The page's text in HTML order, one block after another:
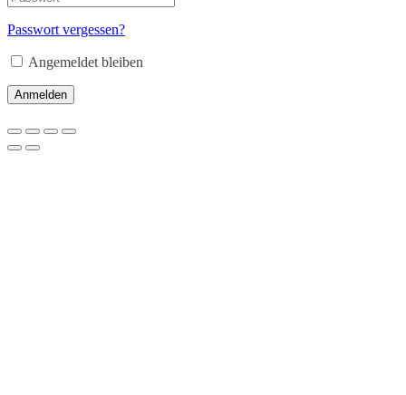
Passwort vergessen?
Angemeldet bleiben
Anmelden